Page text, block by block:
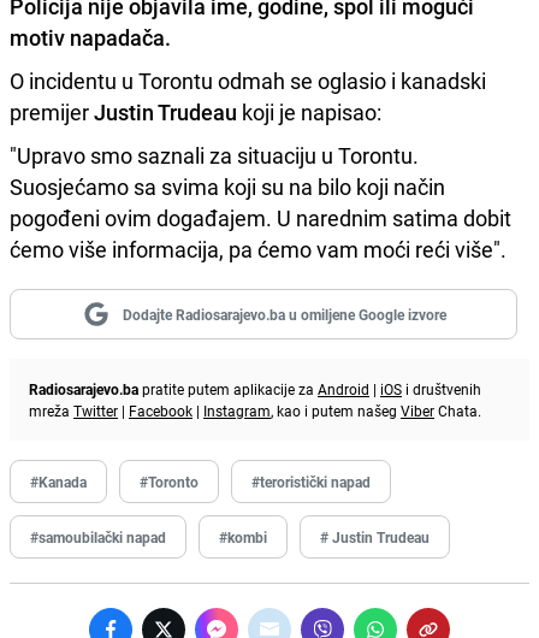
motiv napadača.
O incidentu u Torontu odmah se oglasio i kanadski
premijerJustin Trudeau koji je napisao:
"Upravo smo saznali za situaciju u Torontu.
Suosjećamo sa svima koji su na bilo koji način
pogođeni ovim događajem. U narednim satima dobit
ćemo više informacija, pa ćemo vam moći reći više".
Dodajte Radiosarajevo.ba u omiljene Google izvore
Radiosarajevo.bapratite putem aplikacije za Android | iOS i društvenih
mreža Twitter | Facebook | Instagram, kao i putem našeg ViberChata.
#Kanada #Toronto #teroristički napad
#samoubilački napad #kombi # Justin Trudeau